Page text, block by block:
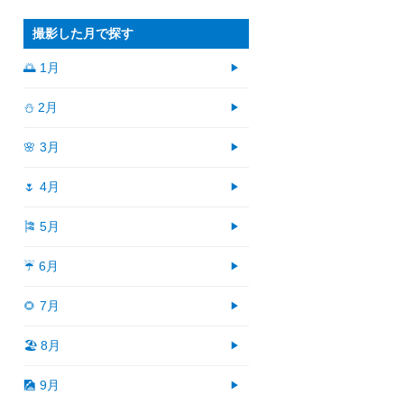
撮影した月で探す
🌅 1月
⛄ 2月
🌸 3月
🌷 4月
🎏 5月
☔ 6月
🌻 7月
🏖 8月
🎑 9月